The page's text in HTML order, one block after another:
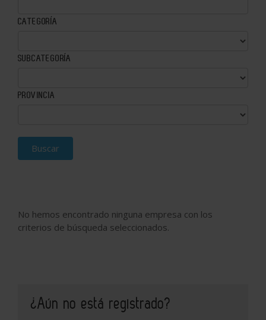
CATEGORÍA
SUBCATEGORÍA
PROVINCIA
Buscar
No hemos encontrado ninguna empresa con los
criterios de búsqueda seleccionados.
¿Aún no está registrado?